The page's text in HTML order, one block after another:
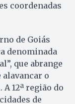
coordenadas
de Goiás
denominada
que abrange
o
12ª região do
de